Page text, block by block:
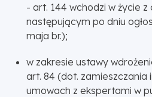
- art. 144 wchodzi w życie z
następującym po dniu
maja br.);
w zakresie ustawy
art. 84 (dot. zamieszczania
umowach z ekspertami w